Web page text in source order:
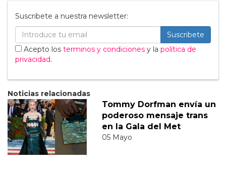
Suscribete a nuestra newsletter:
Suscribete
Acepto los terminos y condiciones y la política de
privacidad.
Noticias relacionadas
Tommy Dorfman envía un
poderoso mensaje trans
en la Gala del Met
05 Mayo